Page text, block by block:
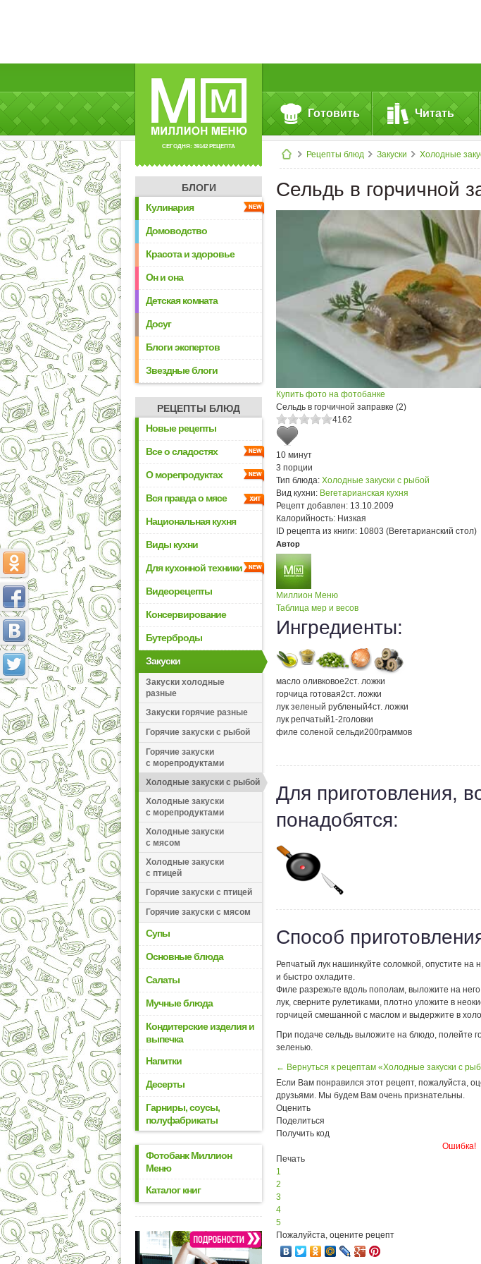
СЕГОДНЯ: 39142 РЕЦЕПТА
Готовить Читать
Рецепты блюд Закуски Холодные
БЛОГИ
Кулинария
Домоводство
Красота и здоровье
Он и она
Детская комната
Досуг
Блоги экспертов
Звездные блоги
РЕЦЕПТЫ БЛЮД
Новые рецепты
Все о сладостях
О морепродуктах
Вся правда о мясе
Национальная кухня
Виды кухни
Для кухонной техники
Видеорецепты
Консервирование
Бутерброды
Закуски
Закуски холодные
разные
Закуски горячие разные
Горячие закуски с рыбой
Горячие закуски
с морепродуктами
Холодные закуски с рыбой
Холодные закуски
с морепродуктами
Холодные закуски
с мясом
Холодные закуски
с птицей
Горячие закуски с птицей
Горячие закуски с мясом
Супы
Основные блюда
Салаты
Мучные блюда
Кондитерские изделия и
выпечка
Напитки
Десерты
Гарниры, соусы,
полуфабрикаты
Фотобанк Миллион
Меню
Каталог книг
Сельдь в горчичной
Купить фото на фотобанке
Сельдь в горчичной заправке (2)
4162
10 минут
3 порции
Тип блюда: Холодные закуски с рыбой
Вид кухни: Вегетарианская кухня
Рецепт добавлен: 13.10.2009
Калорийность: Низкая
ID рецепта из книги: 10803 (Вегетарианский стол)
Автор
Миллион Меню
Таблица мер и весов
Ингредиенты:
масло оливковое2ст. ложки
горчица готовая2ст. ложки
лук зеленый рубленый4ст. ложки
лук репчатый1-2головки
филе соленой сельди200граммов
Для приготовления,
понадобятся:
Способ
Репчатый лук нашинкуйте соломкой, опустите на
и быстро охладите.
Филе разрежьте вдоль пополам, выложите на
лук, сверните рулетиками, плотно уложите в
горчицей смешанной с маслом и выдержите в
При подаче сельдь выложите на блюдо, полейте
зеленью.
← Вернуться к рецептам «Холодные закуски с
Если Вам понравился этот рецепт, пожалуйста,
друзьями. Мы будем Вам очень признательны.
Оценить
Поделиться
Получить код
Ошибка!
Печать
1
2
3
4
5
Пожалуйста, оцените рецепт